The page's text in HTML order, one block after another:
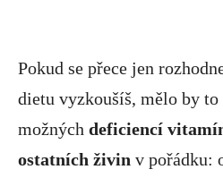
Pokud se přece jen
dietu vyzkoušíš, mělo by
možných deficiencí
ostatních živin v pořádku: